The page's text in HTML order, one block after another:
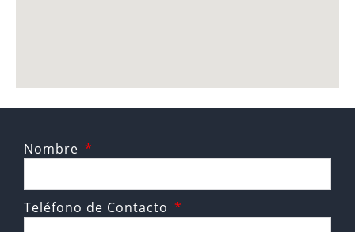
Nombre
Teléfono de Contacto